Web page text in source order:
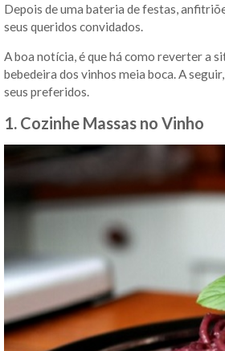
Depois de uma bateria de festas,
seus queridos convidados.
A boa notícia, é que há como reverter a
bebedeira dos vinhos meia boca. A
seus preferidos.
1. Cozinhe Massas no Vinho